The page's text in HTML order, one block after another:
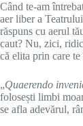
Când te-am
aer liber a
răspuns cu aerul
caut? Nu, zici,
că elita prin care
„Quaerendo
folosești limbi
se afla adevărul,